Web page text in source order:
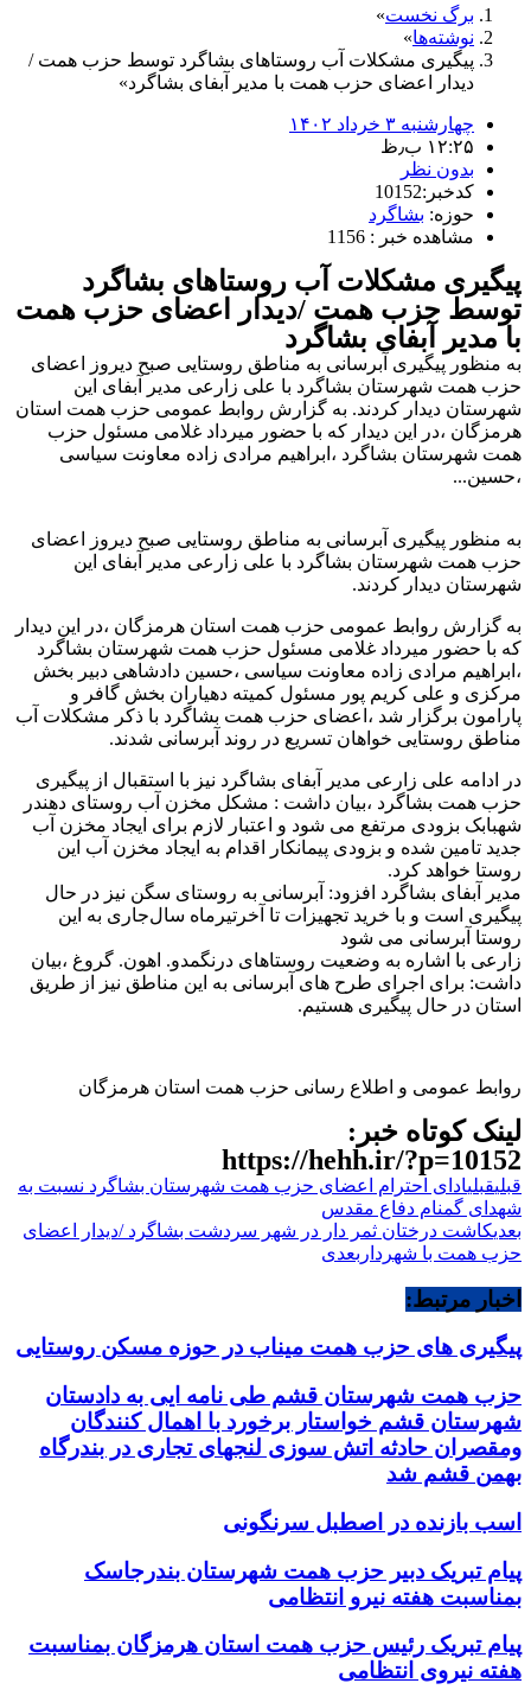
برگ نخست
نوشته‌ها
پیگیری مشکلات آب روستاهای بشاگرد توسط حزب همت /
دیدار اعضای حزب همت با مدیر آبفای بشاگرد
چهارشنبه ۳ خرداد ۱۴۰۲
۱۲:۲۵ ب٫ظ
بدون نظر
کدخبر:10152
حوزه: بشاگرد
مشاهده خبر : 1156
پیگیری مشکلات آب روستاهای بشاگرد
توسط حزب همت /دیدار اعضای حزب همت
با مدیر آبفای بشاگرد
به منظور پیگیری آبرسانی به مناطق روستایی صبح دیروز اعضای
حزب همت شهرستان بشاگرد با علی زارعی مدیر آبفای این
شهرستان دیدار کردند. به گزارش روابط عمومی حزب همت استان
هرمزگان ،در این دیدار که با حضور میرداد غلامی مسئول حزب
همت شهرستان بشاگرد ،ابراهیم مرادی زاده معاونت سیاسی
،حسین...
به منظور پیگیری آبرسانی به مناطق روستایی صبح دیروز اعضای
حزب همت شهرستان بشاگرد با علی زارعی مدیر آبفای این
شهرستان دیدار کردند.
به گزارش روابط عمومی حزب همت استان هرمزگان ،در این دیدار
که با حضور میرداد غلامی مسئول حزب همت شهرستان بشاگرد
،ابراهیم مرادی زاده معاونت سیاسی ،حسین دادشاهی دبیر بخش
مرکزی و علی کریم پور مسئول کمیته دهیاران بخش گافر و
پارامون برگزار شد ،اعضای حزب همت بشاگرد با ذکر مشکلات آب
مناطق روستایی خواهان تسریع در روند آبرسانی شدند.
در ادامه علی زارعی مدیر آبفای بشاگرد نیز با استقبال از پیگیری
حزب همت بشاگرد ،بیان داشت : مشکل مخزن آب روستای دهندر
شهبابک بزودی مرتفع می شود و اعتبار لازم برای ایجاد مخزن آب
جدید تامین شده و بزودی پیمانکار اقدام به ایجاد مخزن آب این
روستا خواهد کرد.
مدیر آبفای بشاگرد افزود: آبرسانی به روستای سگن نیز در حال
پیگیری است و با خرید تجهیزات تا آخرتیرماه سال‌جاری به این
روستا آبرسانی می شود
زارعی با اشاره به وضعیت روستاهای درنگمدو. اهون. گروغ ،بیان
داشت: برای اجرای طرح های آبرسانی به این مناطق نیز از طریق
استان در حال پیگیری هستیم.
روابط عمومی و اطلاع رسانی حزب همت استان هرمزگان
لینک کوتاه خبر:
https://hehh.ir/?p=10152
قبلیقبلیادای احترام اعضای حزب همت شهرستان بشاگرد نسبت به
شهدای گمنام دفاع مقدس
بعدیکاشت درختان ثمر دار در شهر سردشت بشاگرد /دیدار اعضای
حزب همت با شهردار بعدی
اخبار مرتبط:
پیگیری های حزب همت میناب در حوزه مسکن روستایی
حزب همت شهرستان قشم طی نامه ایی به دادستان
شهرستان قشم خواستار برخورد با اهمال کنندگان
ومقصران حادثه اتش سوزی لنجهای تجاری در بندرگاه
بهمن قشم شد
اسب بازنده در اصطبل سرنگونی
پیام تبریک دبیر حزب همت شهرستان بندرجاسک
بمناسبت هفته نیرو انتظامی
پیام تبریک رئیس حزب همت استان هرمزگان بمناسبت
هفته نیروی انتظامی